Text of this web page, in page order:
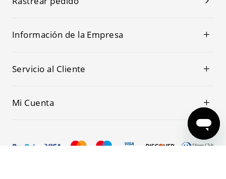
Información de la Empresa
Servicio al Cliente
Mi Cuenta